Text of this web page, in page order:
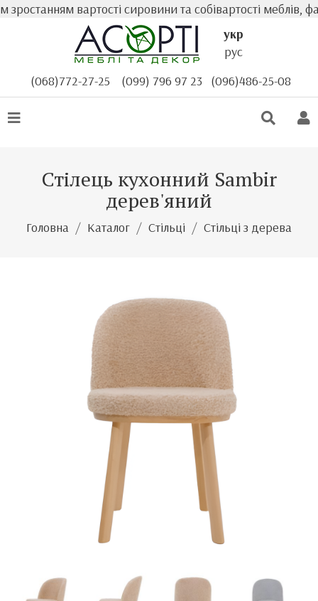
вартості сировини та собівартості меблів,
укр
рус
(068)772-27-25
(099) 796 97 23 (096)486-25-08
Стілець кухонний Sambir
дерев'яний
Головна Каталог Стільці Стільці з дерева